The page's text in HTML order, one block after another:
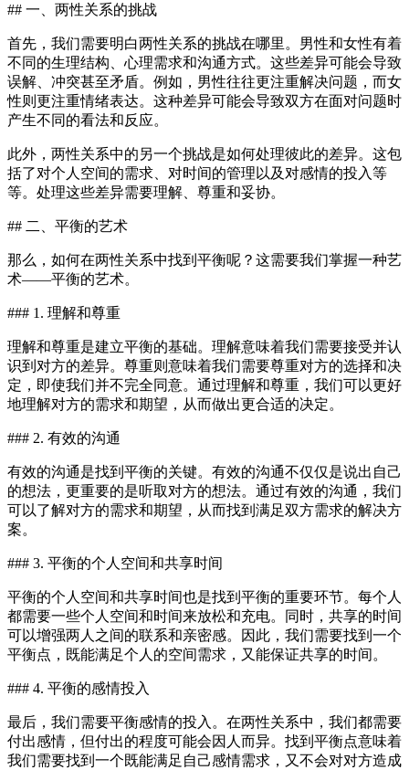
## 一、两性关系的挑战
首先，我们需要明白两性关系的挑战在哪里。男性和女性有着
不同的生理结构、心理需求和沟通方式。这些差异可能会导致
误解、冲突甚至矛盾。例如，男性往往更注重解决问题，而女
性则更注重情绪表达。这种差异可能会导致双方在面对问题时
产生不同的看法和反应。
此外，两性关系中的另一个挑战是如何处理彼此的差异。这包
括了对个人空间的需求、对时间的管理以及对感情的投入等
等。处理这些差异需要理解、尊重和妥协。
## 二、平衡的艺术
那么，如何在两性关系中找到平衡呢？这需要我们掌握一种艺
术——平衡的艺术。
### 1. 理解和尊重
理解和尊重是建立平衡的基础。理解意味着我们需要接受并认
识到对方的差异。尊重则意味着我们需要尊重对方的选择和决
定，即使我们并不完全同意。通过理解和尊重，我们可以更好
地理解对方的需求和期望，从而做出更合适的决定。
### 2. 有效的沟通
有效的沟通是找到平衡的关键。有效的沟通不仅仅是说出自己
的想法，更重要的是听取对方的想法。通过有效的沟通，我们
可以了解对方的需求和期望，从而找到满足双方需求的解决方
案。
### 3. 平衡的个人空间和共享时间
平衡的个人空间和共享时间也是找到平衡的重要环节。每个人
都需要一些个人空间和时间来放松和充电。同时，共享的时间
可以增强两人之间的联系和亲密感。因此，我们需要找到一个
平衡点，既能满足个人的空间需求，又能保证共享的时间。
### 4. 平衡的感情投入
最后，我们需要平衡感情的投入。在两性关系中，我们都需要
付出感情，但付出的程度可能会因人而异。找到平衡点意味着
我们需要找到一个既能满足自己感情需求，又不会对对方造成